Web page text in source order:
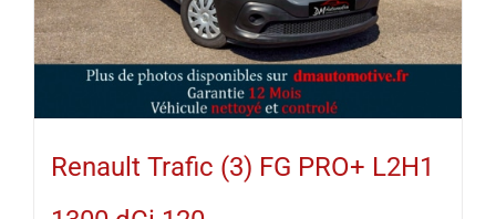
Renault Trafic (3) FG PRO+ L2H1